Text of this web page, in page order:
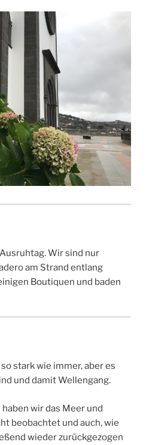
Wir sind nur
am Strand entlang
Boutiquen und baden
stark wie immer, aber es
und damit Wellengang.
wir das Meer und
beobachtet und auch, wie
wieder zurückgezogen